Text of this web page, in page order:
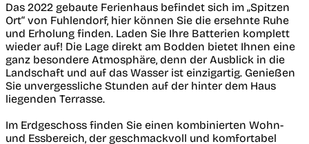
Das 2022 gebaute Ferienhaus befindet sich im „Spitzen
Ort“ von Fuhlendorf, hier können Sie die ersehnte Ruhe
und Erholung finden. Laden Sie Ihre Batterien komplett
wieder auf! Die Lage direkt am Bodden bietet Ihnen eine
ganz besondere Atmosphäre, denn der Ausblick in die
Landschaft und auf das Wasser ist einzigartig. Genießen
Sie unvergessliche Stunden auf der hinter dem Haus
liegenden Terrasse.
Im Erdgeschoss finden Sie einen kombinierten Wohn-
und Essbereich, der geschmackvoll und komfortabel